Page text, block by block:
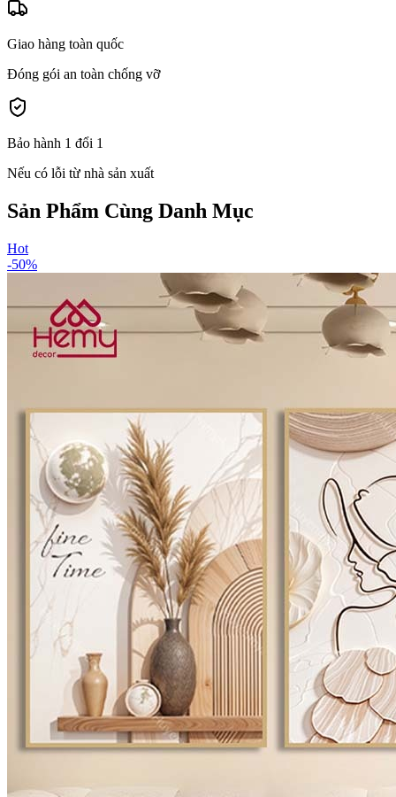
Giao hàng toàn quốc
Đóng gói an toàn chống vỡ
Bảo hành 1 đổi 1
Nếu có lỗi từ nhà sản xuất
Sản Phẩm Cùng Danh Mục
Hot
-50%